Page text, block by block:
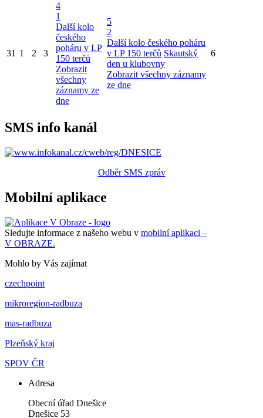
31 1 2 3
4
1
Další kolo
českého
poháru v LP
150 terčů
Zobrazit
všechny
záznamy ze
dne
5
2
Další kolo českého poháru
v LP 150 terčů Skautský
den u klubovny
Zobrazit všechny záznamy
ze dne
6
SMS info kanál
Odběr SMS zpráv
Mobilní aplikace
Sledujte informace z našeho webu v mobilní aplikaci –
V OBRAZE.
Mohlo by Vás zajímat
czechpoint
mikroregion-radbuza
mas-radbuza
Plzeňský kraj
SPOV ČR
Adresa
Obecní úřad Dnešice
Dnešice 53